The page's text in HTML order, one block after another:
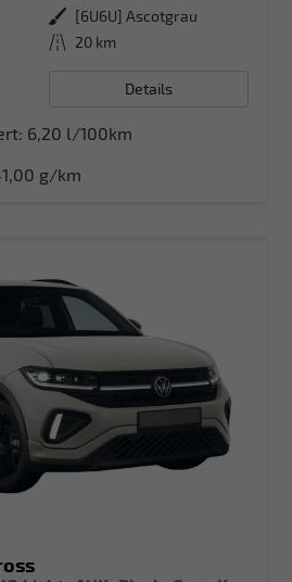
Außenfarbe [6U6U] Ascotgrau
Kilometerstand 20 km
Details
6,20 l/100km
g/km